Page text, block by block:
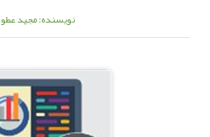
نویسنده: مجید